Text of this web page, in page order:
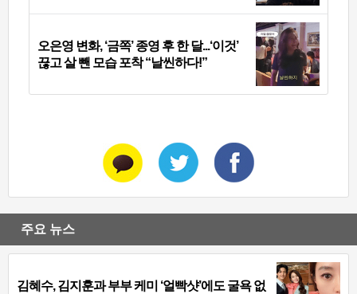
오은영 변화, ‘금쪽’ 종영 후 한 달...‘이것’
끊고 살 뺀 모습 포착 “날씬하다!”
주요 뉴스
김혜수, 김지훈과 부부 케미 ‘얼빡샷’에도 굴욕 없